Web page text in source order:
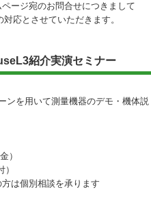
ージ宛のお問合せにつきまして
応とさせていただきます。
紹介実演セミナー
ンを用いて測量機器のデモ・機体説
）
は個別相談を承ります